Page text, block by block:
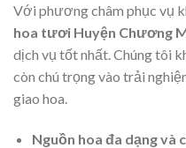
Với phương châm phục vụ
hoa tươi Huyện Chương
dịch vụ tốt nhất. Chúng tôi
còn chú trọng vào trải
giao hoa.
Nguồn hoa đa dạng và